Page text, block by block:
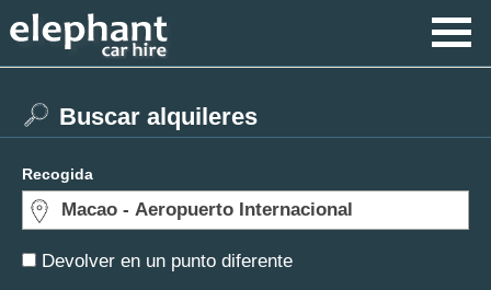
Devolver en un punto diferente
Buscar alquileres
Recogida